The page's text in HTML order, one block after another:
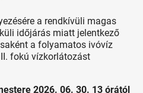
a rendkívüli magas
időjárás miatt jelentkező
a folyamatos ivóvíz
fokú vízkorlátozást
2026. 06. 30. 13 órától